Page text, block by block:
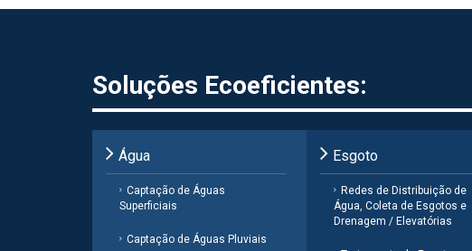
Soluções Ecoeficientes:
Água
Captação de Águas
Superficiais
Captação de Águas Pluviais
Esgoto
Redes de Distribuição de
Água, Coleta de Esgotos e
Drenagem / Elevatórias